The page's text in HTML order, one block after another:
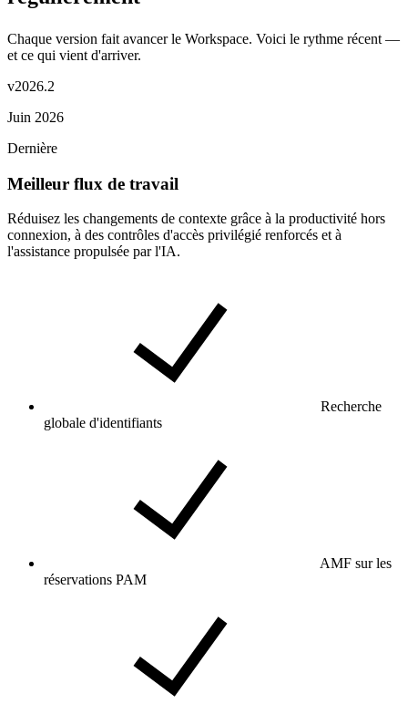
Chaque version fait avancer le Workspace. Voici le rythme récent —
et ce qui vient d'arriver.
v2026.2
Juin 2026
Dernière
Meilleur flux de travail
Réduisez les changements de contexte grâce à la productivité hors
connexion, à des contrôles d'accès privilégié renforcés et à
l'assistance propulsée par l'IA.
Recherche
globale d'identifiants
AMF sur les
réservations PAM